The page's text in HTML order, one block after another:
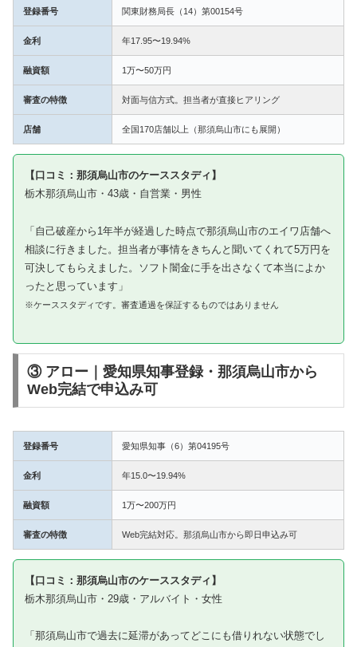
登録番号 関東財務局長（14）第00154号
金利 年17.95〜19.94%
融資額 1万〜50万円
審査の特徴 対面与信方式。担当者が直接ヒアリング
店舗 全国170店舗以上（那須烏山市にも展開）
【口コミ：那須烏山市のケーススタディ】
栃木那須烏山市・43歳・自営業・男性
「自己破産から1年半が経過した時点で那須烏山市のエイワ店舗へ
相談に行きました。担当者が事情をきちんと聞いてくれて5万円を
可決してもらえました。ソフト闇金に手を出さなくて本当によか
ったと思っています」
※ケーススタディです。審査通過を保証するものではありません
③ アロー｜愛知県知事登録・那須烏山市から
Web完結で申込み可
登録番号 愛知県知事（6）第04195号
金利 年15.0〜19.94%
融資額 1万〜200万円
審査の特徴 Web完結対応。那須烏山市から即日申込み可
【口コミ：那須烏山市のケーススタディ】
栃木那須烏山市・29歳・アルバイト・女性
「那須烏山市で過去に延滞があってどこにも借りれない状態でし